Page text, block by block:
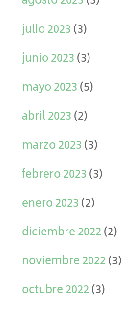
julio 2023(3)
junio 2023(3)
mayo 2023(5)
abril 2023(2)
marzo 2023(3)
febrero 2023(3)
enero 2023(2)
diciembre 2022(2)
noviembre 2022(3)
octubre 2022(3)